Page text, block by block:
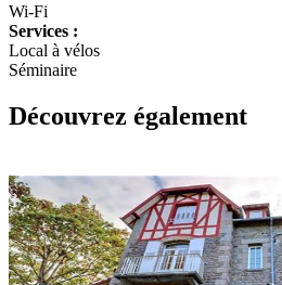
Wi-Fi
Services :
Local à vélos
Séminaire
Découvrez également